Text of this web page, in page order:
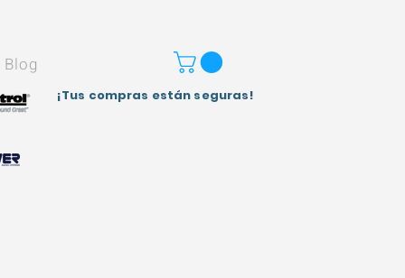
Blog
¡Tus compras están seguras!